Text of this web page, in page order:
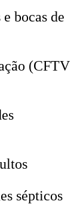
bocas de
(CFTV
sépticos